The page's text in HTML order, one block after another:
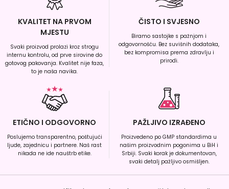
KVALITET NA PRVOM
MJESTU
Svaki proizvod prolazi kroz strogu
internu kontrolu, od prve sirovine do
gotovog pakovanja. Kvalitet nije faza,
to je naša navika.
ČISTO I SVJESNO
Biramo sastojke s pažnjom i
odgovornošću. Bez suvišnih dodataka,
bez kompromisa prema zdravlju i
prirodi.
ETIČNO I ODGOVORNO
Poslujemo transparentno, poštujući
ljude, zajednicu i partnere. Naš rast
nikada ne ide nauštrb etike.
PAŽLJIVO IZRAĐENO
Proizvedeno po GMP standardima u
našim proizvodnim pogonima u BiH i
Srbiji. Svaki korak je dokumentovan,
svaki detalj pažljivo osmišljen.